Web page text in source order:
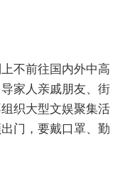
不前往国内外中高
家人亲戚朋友、街
织大型文娱聚集活
门，要戴口罩、勤